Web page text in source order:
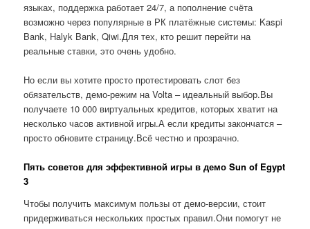
языках, поддержка работает 24/7, а пополнение счёта
возможно через популярные в РК платёжные системы: Kaspi
Bank, Halyk Bank, Qiwi.Для тех, кто решит перейти на
реальные ставки, это очень удобно.
Но если вы хотите просто протестировать слот без
обязательств, демо-режим на Volta – идеальный выбор.Вы
получаете 10 000 виртуальных кредитов, которых хватит на
несколько часов активной игры.А если кредиты закончатся –
просто обновите страницу.Всё честно и прозрачно.
Пять советов для эффективной игры в демо Sun of Egypt
3
Чтобы получить максимум пользы от демо-версии, стоит
придерживаться нескольких простых правил.Они помогут не